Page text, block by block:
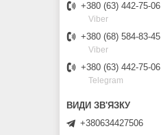
+380 (63) 442-75-06
Viber
+380 (68) 584-83-45
Viber
+380 (63) 442-75-06
Telegram
+380634427506